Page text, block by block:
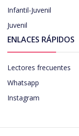
Infantil-Juvenil
Juvenil
ENLACES RÁPIDOS
Lectores frecuentes
Whatsapp
Instagram